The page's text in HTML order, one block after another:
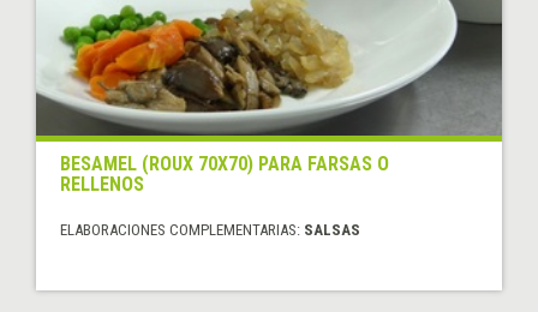
BESAMEL (ROUX 70X70) PARA FARSAS O
RELLENOS
ELABORACIONES COMPLEMENTARIAS: SALSAS